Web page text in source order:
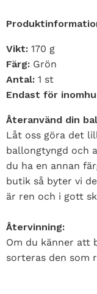
Vikt: 170 g
Färg: Grön
Antal: 1 st
Endast för
Återanvänd din
Låt oss göra det
ballongtyngd och
du ha en annan
butik så byter vi
är ren och i gott
Återvinning:
Om du känner att
sorteras den som